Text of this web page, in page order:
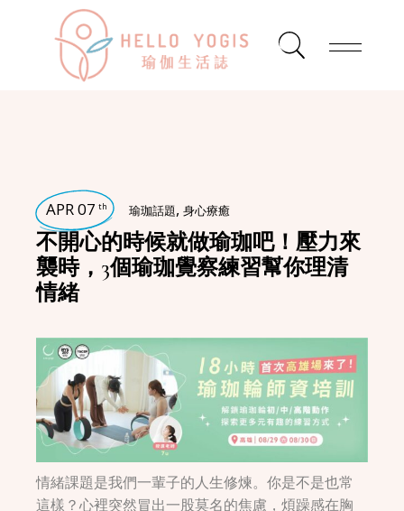
APR 07 th 瑜珈話題,身心療癒
不開心的時候就做瑜珈吧！壓力來
襲時，3個瑜珈覺察練習幫你理清
情緒
情緒課題是我們一輩子的人生修煉。你是不是也常
這樣？心裡突然冒出一股莫名的焦慮，煩躁感在胸